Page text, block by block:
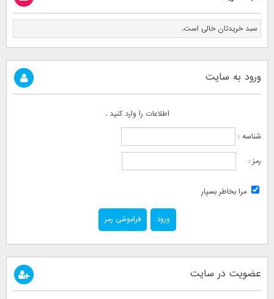
سبد خریدتان خالی است.
ورود به سایت
اطلاعات را وارد کنید .
شناسه :
رمز :
مرا بخاطر بسپار
فراموشی رمز
عضویت در سایت